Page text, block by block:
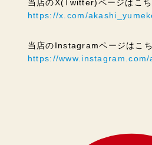
当店のX(Twitter)ページはこち
https://x.com/
当店のInstagramページはこ
https://